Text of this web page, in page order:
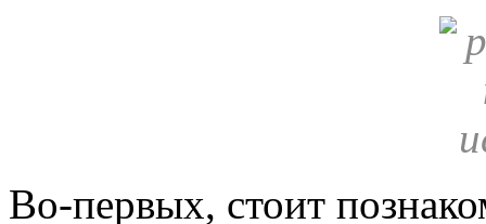
Во-первых, стоит